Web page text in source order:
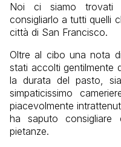
Noi ci siamo trovati
consigliarlo a tutti quelli
città di San Francisco.
Oltre al cibo una nota
stati accolti gentilmente
la durata del pasto,
simpaticissimo
piacevolmente
ha saputo consigliare
pietanze.